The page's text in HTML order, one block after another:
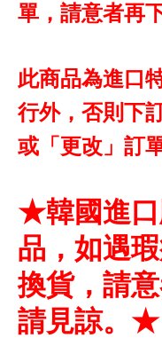
單，請意者再
此商品為進口
行外，否則下
或「更改」訂單
★韓國進口
品，如遇
換貨，請
請見諒。★